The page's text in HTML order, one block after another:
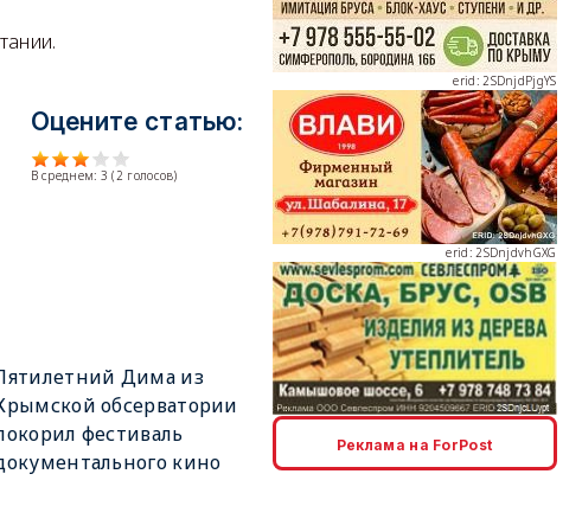
Оцените статью:
В среднем: 3 (2 голосов)
Дима из
обсерватории
фестиваль
кино
erid: 2SDnjdPjgYS
erid: 2SDnjdvhGXG
erid: 2SDnjcLUypt
Реклама на ForPost